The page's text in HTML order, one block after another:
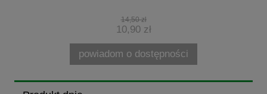
14,50 zł
10,90 zł
powiadom o dostępności